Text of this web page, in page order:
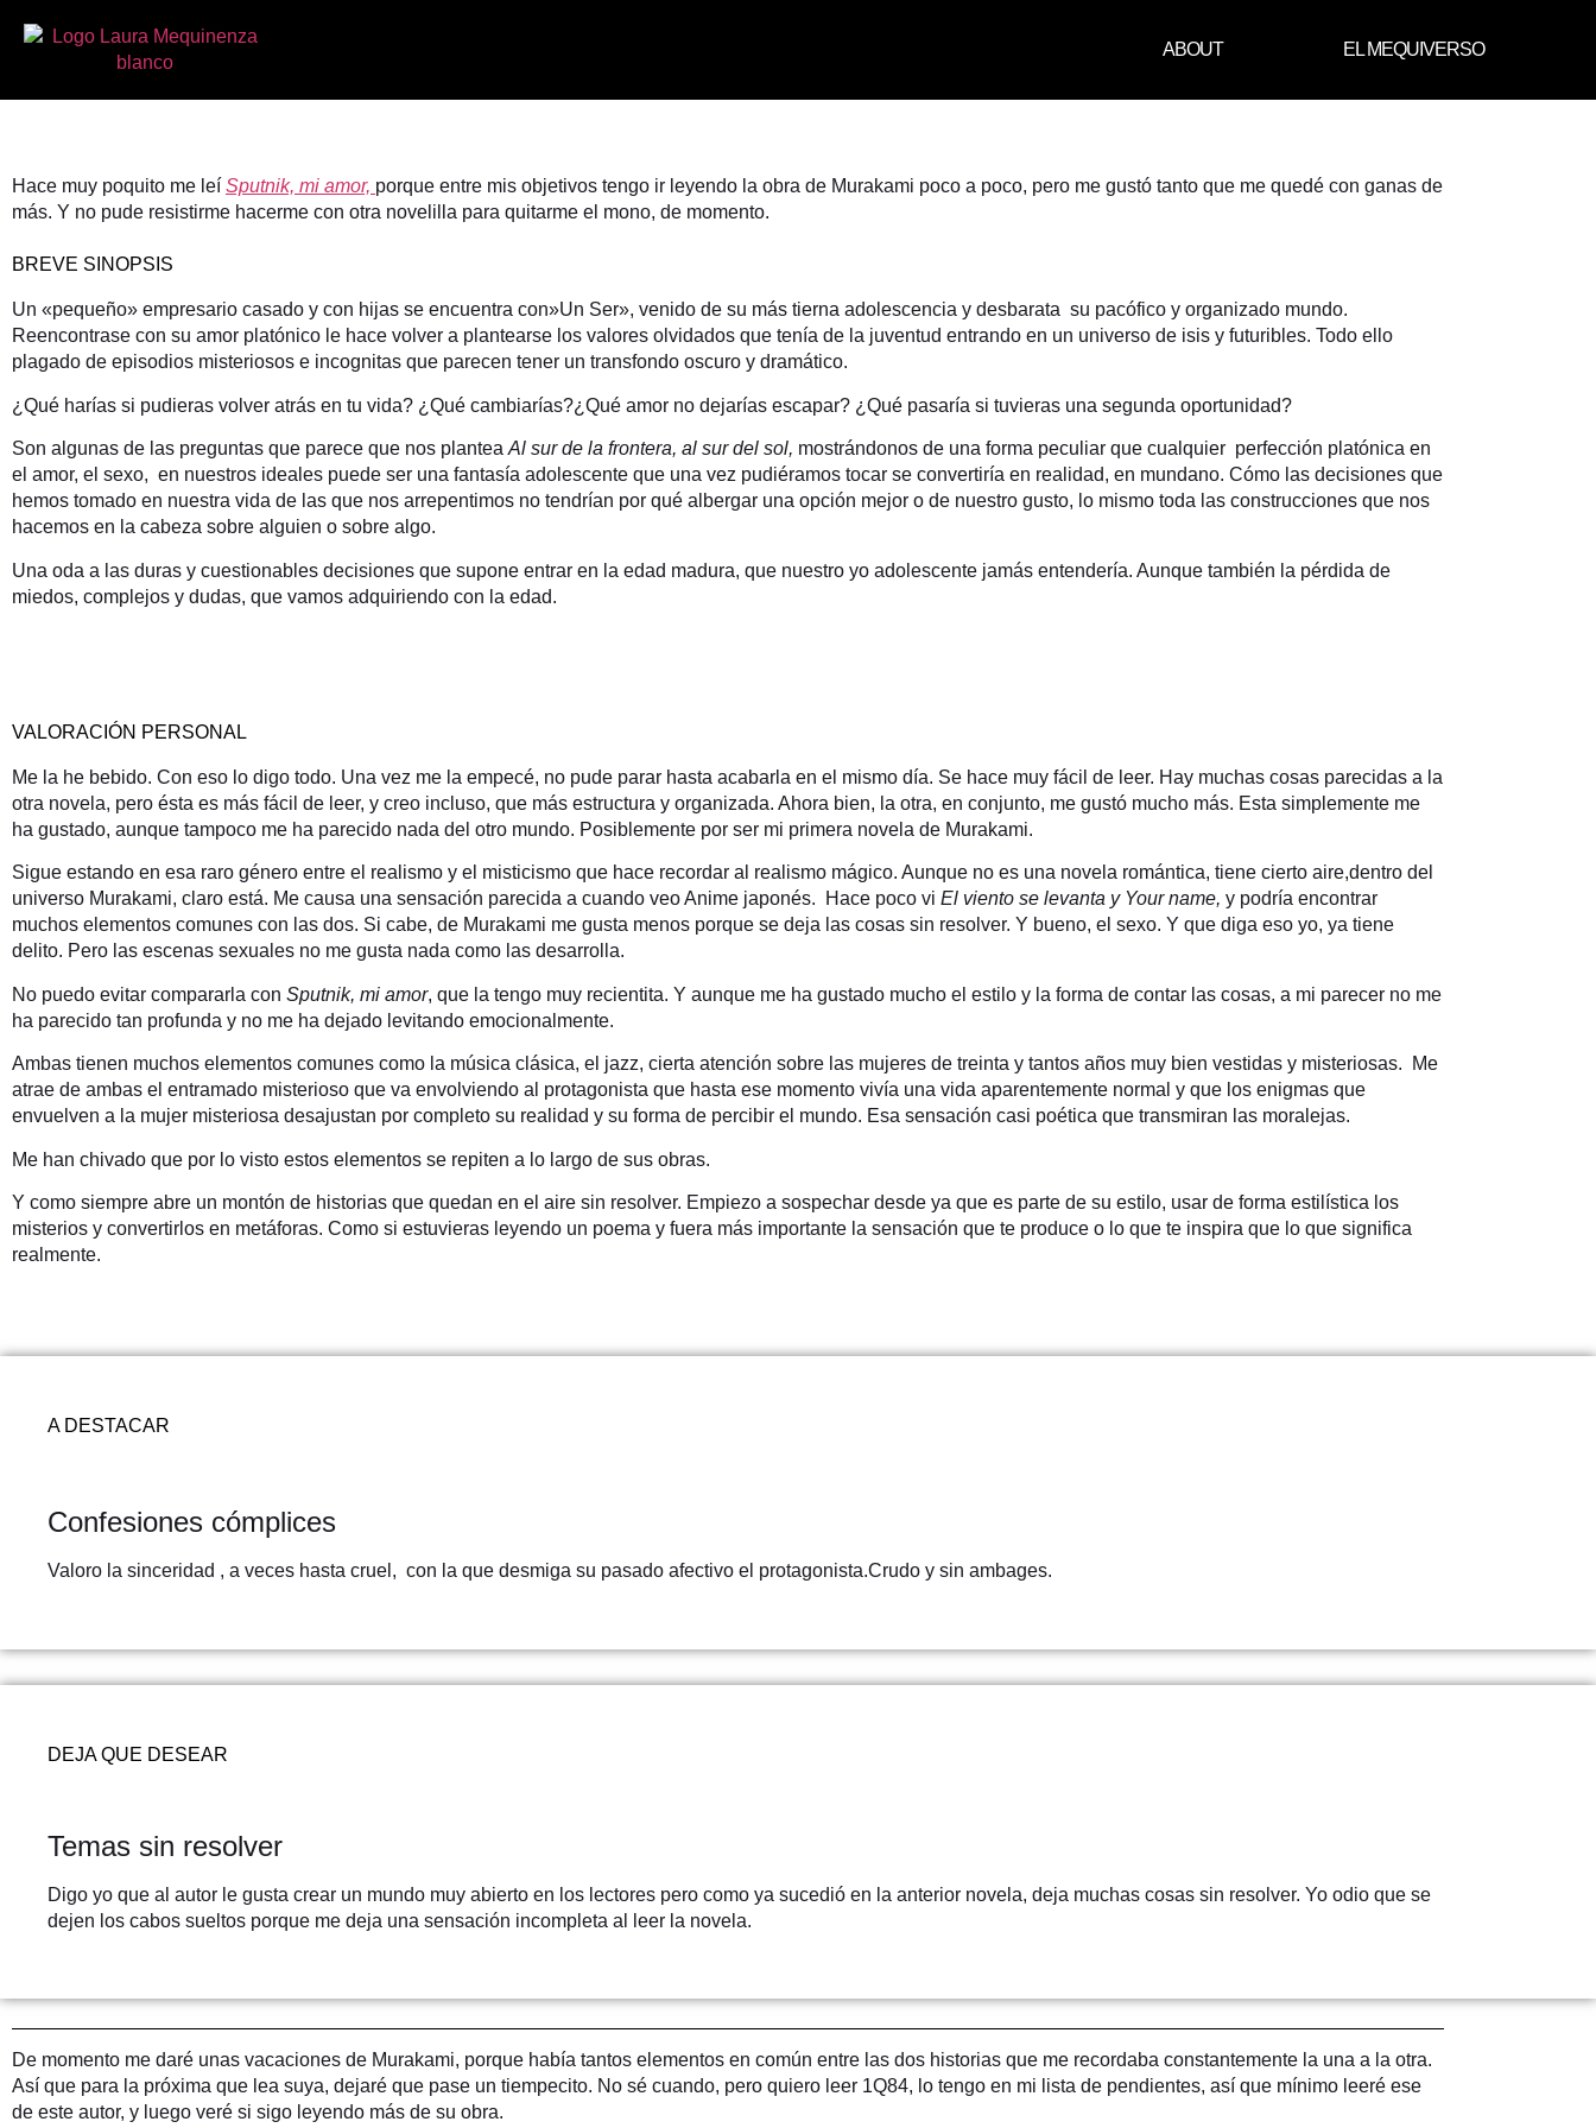
ABOUT EL MEQUIVERSO
Hace muy poquito me leí Sputnik, mi amor, porque entre mis objetivos tengo ir leyendo la obra de Murakami poco a poco, pero me gustó tanto que me quedé con ganas de
más. Y no pude resistirme hacerme con otra novelilla para quitarme el mono, de momento.
BREVE SINOPSIS
Un «pequeño» empresario casado y con hijas se encuentra con»Un Ser», venido de su más tierna adolescencia y desbarata su pacófico y organizado mundo.
Reencontrase con su amor platónico le hace volver a plantearse los valores olvidados que tenía de la juventud entrando en un universo de isis y futuribles. Todo ello
plagado de episodios misteriosos e incognitas que parecen tener un transfondo oscuro y dramático.
¿Qué harías si pudieras volver atrás en tu vida? ¿Qué cambiarías?¿Qué amor no dejarías escapar? ¿Qué pasaría si tuvieras una segunda oportunidad?
Son algunas de las preguntas que parece que nos plantea Al sur de la frontera, al sur del sol, mostrándonos de una forma peculiar que cualquier perfección platónica en
el amor, el sexo, en nuestros ideales puede ser una fantasía adolescente que una vez pudiéramos tocar se convertiría en realidad, en mundano. Cómo las decisiones que
hemos tomado en nuestra vida de las que nos arrepentimos no tendrían por qué albergar una opción mejor o de nuestro gusto, lo mismo toda las construcciones que nos
hacemos en la cabeza sobre alguien o sobre algo.
Una oda a las duras y cuestionables decisiones que supone entrar en la edad madura, que nuestro yo adolescente jamás entendería. Aunque también la pérdida de
miedos, complejos y dudas, que vamos adquiriendo con la edad.
VALORACIÓN PERSONAL
Me la he bebido. Con eso lo digo todo. Una vez me la empecé, no pude parar hasta acabarla en el mismo día. Se hace muy fácil de leer. Hay muchas cosas parecidas a la
otra novela, pero ésta es más fácil de leer, y creo incluso, que más estructura y organizada. Ahora bien, la otra, en conjunto, me gustó mucho más. Esta simplemente me
ha gustado, aunque tampoco me ha parecido nada del otro mundo. Posiblemente por ser mi primera novela de Murakami.
Sigue estando en esa raro género entre el realismo y el misticismo que hace recordar al realismo mágico. Aunque no es una novela romántica, tiene cierto aire,dentro del
universo Murakami, claro está. Me causa una sensación parecida a cuando veo Anime japonés. Hace poco vi El viento se levanta y Your name, y podría encontrar
muchos elementos comunes con las dos. Si cabe, de Murakami me gusta menos porque se deja las cosas sin resolver. Y bueno, el sexo. Y que diga eso yo, ya tiene
delito. Pero las escenas sexuales no me gusta nada como las desarrolla.
No puedo evitar compararla con Sputnik, mi amor, que la tengo muy recientita. Y aunque me ha gustado mucho el estilo y la forma de contar las cosas, a mi parecer no me
ha parecido tan profunda y no me ha dejado levitando emocionalmente.
Ambas tienen muchos elementos comunes como la música clásica, el jazz, cierta atención sobre las mujeres de treinta y tantos años muy bien vestidas y misteriosas. Me
atrae de ambas el entramado misterioso que va envolviendo al protagonista que hasta ese momento vivía una vida aparentemente normal y que los enigmas que
envuelven a la mujer misteriosa desajustan por completo su realidad y su forma de percibir el mundo. Esa sensación casi poética que transmiran las moralejas.
Me han chivado que por lo visto estos elementos se repiten a lo largo de sus obras.
Y como siempre abre un montón de historias que quedan en el aire sin resolver. Empiezo a sospechar desde ya que es parte de su estilo, usar de forma estilística los
misterios y convertirlos en metáforas. Como si estuvieras leyendo un poema y fuera más importante la sensación que te produce o lo que te inspira que lo que significa
realmente.
A DESTACAR
Confesiones cómplices
Valoro la sinceridad , a veces hasta cruel, con la que desmiga su pasado afectivo el protagonista.Crudo y sin ambages.
DEJA QUE DESEAR
Temas sin resolver
Digo yo que al autor le gusta crear un mundo muy abierto en los lectores pero como ya sucedió en la anterior novela, deja muchas cosas sin resolver. Yo odio que se
dejen los cabos sueltos porque me deja una sensación incompleta al leer la novela.
De momento me daré unas vacaciones de Murakami, porque había tantos elementos en común entre las dos historias que me recordaba constantemente la una a la otra.
Así que para la próxima que lea suya, dejaré que pase un tiempecito. No sé cuando, pero quiero leer 1Q84, lo tengo en mi lista de pendientes, así que mínimo leeré ese
de este autor, y luego veré si sigo leyendo más de su obra.